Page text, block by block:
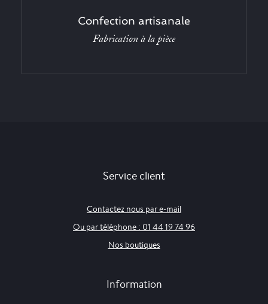
Confection artisanale
Fabrication à la pièce
Service client
Contactez nous par e-mail
Ou par téléphone : 01 44 19 74 96
Nos boutiques
Information